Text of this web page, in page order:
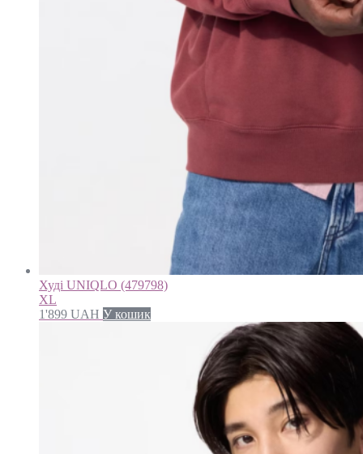
Худі UNIQLO (479798)
XL
1'899 UAH У кошик